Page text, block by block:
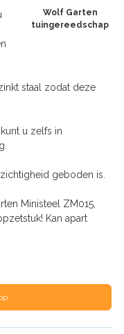
Wolf Garten
tuingereedschap
staal zodat deze
u zelfs in
geboden is.
Ministeel ZM015,
Kan apart